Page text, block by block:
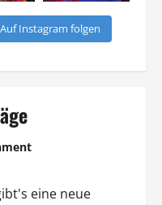
Auf Instagram folgen
eine neue